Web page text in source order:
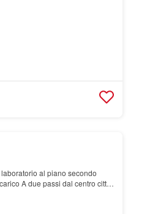
al piano secondo
A due passi dal centro città,